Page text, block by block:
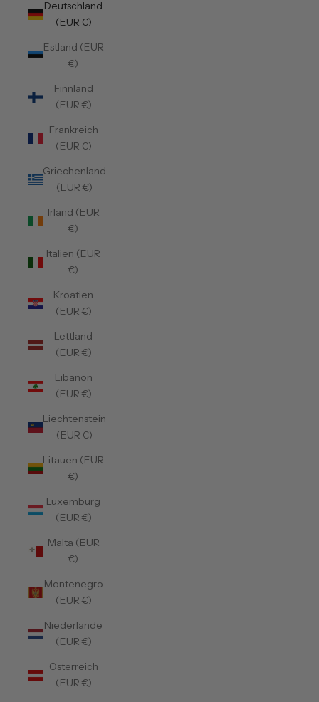
Deutschland
(EUR €)
Estland (EUR
€)
Finnland
(EUR €)
Frankreich
(EUR €)
Griechenland
(EUR €)
Irland (EUR
€)
Italien (EUR
€)
Kroatien
(EUR €)
Lettland
(EUR €)
Libanon
(EUR €)
Liechtenstein
(EUR €)
Litauen (EUR
€)
Luxemburg
(EUR €)
Malta (EUR
€)
Montenegro
(EUR €)
Niederlande
(EUR €)
Österreich
(EUR €)